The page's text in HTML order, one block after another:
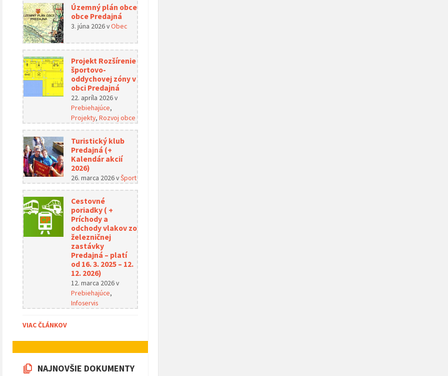
Územný plán obce
obce Predajná
3. júna 2026vObec
Projekt Rozšírenie
športovo-
oddychovej zóny v
obci Predajná
22. apríla 2026v
Prebiehajúce,
Projekty, Rozvoj obce
Turistický klub
Predajná (+
Kalendár akcií
2026)
26. marca 2026vŠport
Cestovné
poriadky ( +
Príchody a
odchody vlakov zo
železničnej
zastávky
Predajná – platí
od 16. 3. 2025 – 12.
12. 2026)
12. marca 2026v
Prebiehajúce,
Infoservis
VIAC ČLÁNKOV
NAJNOVŠIE DOKUMENTY